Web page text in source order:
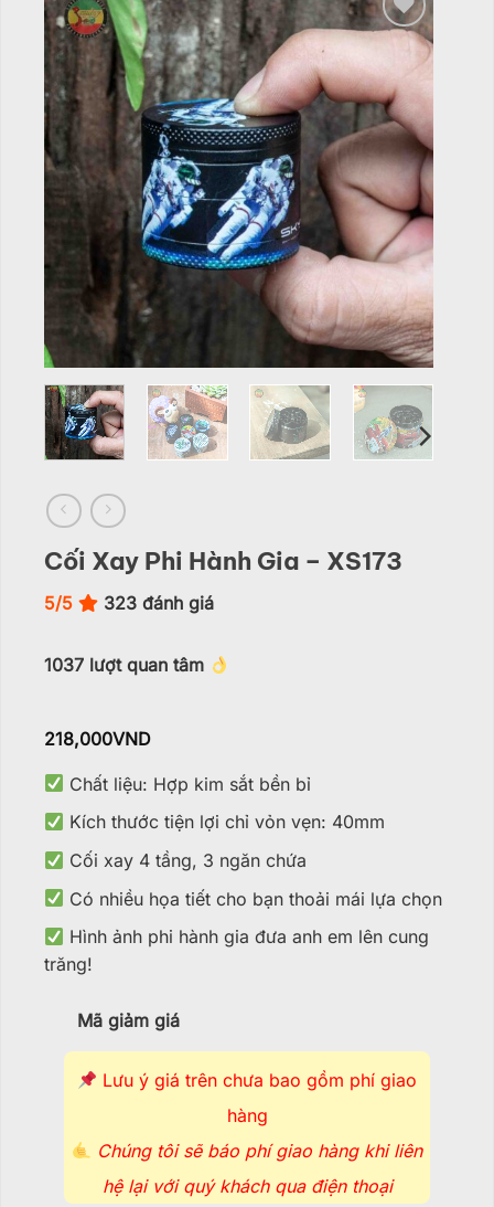
Add to
wishlist
Cối Xay Phi Hành Gia – XS173
5/5 323 đánh giá
1037 lượt quan tâm
218,000VND
Chất liệu: Hợp kim sắt bền bỉ
Kích thước tiện lợi chỉ vỏn vẹn: 40mm
Cối xay 4 tầng, 3 ngăn chứa
Có nhiều họa tiết cho bạn thoải mái lựa chọn
Hình ảnh phi hành gia đưa anh em lên cung
trăng!
Mã giảm giá
Lưu ý giá trên chưa bao gồm phí giao
hàng
Chúng tôi sẽ báo phí giao hàng khi liên
hệ lại với quý khách qua điện thoại